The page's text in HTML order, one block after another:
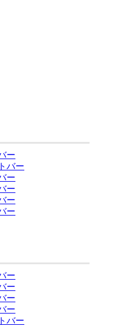
ー
バー
ー
ー
ー
ー
ー
ー
ー
ー
バー